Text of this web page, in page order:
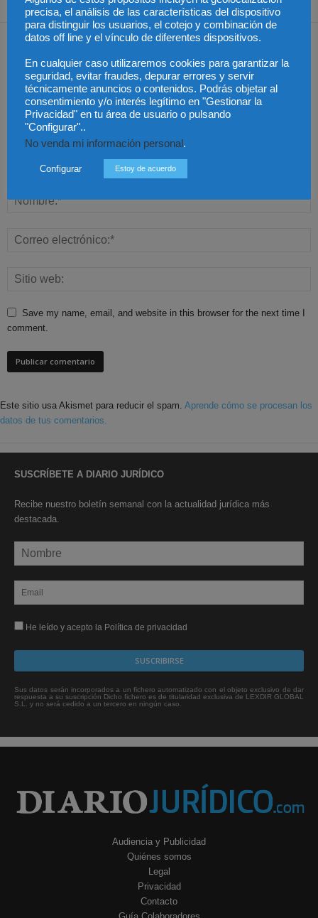
Dejar una respuesta
Save my name, email, and website in this browser for the next time I
comment.
Este sitio usa Akismet para reducir el spam. Aprende cómo se procesan los
datos de tus comentarios.
SUSCRÍBETE A DIARIO JURÍDICO
Recibe nuestro boletín semanal con la actualidad jurídica más
destacada.
He leído y acepto la Política de privacidad
Sus datos serán incorporados a un fichero automatizado con el objeto exclusivo de dar
respuesta a su suscripción Dicho fichero es de titularidad exclusiva de LEXDIR GLOBAL
S.L. y no será cedido a un tercero en ningún caso.
Audiencia y Publicidad
Quiénes somos
Legal
Privacidad
Contacto
precisa, el análisis de las características del dispositivo
para distinguir los usuarios, el cotejo y combinación de
datos off line y el vínculo de diferentes dispositivos.
En cualquier caso utilizaremos cookies para garantizar la
seguridad, evitar fraudes, depurar errores y servir
técnicamente anuncios o contenidos. Podrás objetar al
consentimiento y/o interés legítimo en "Gestionar la
Privacidad" en tu área de usuario o pulsando
"Configurar"..
No venda mi información personal .
Configurar Estoy de acuerdo